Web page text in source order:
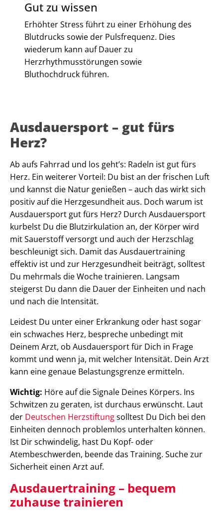
Gut zu wissen
Erhöhter Stress führt zu einer Erhöhung des
Blutdrucks sowie der Pulsfrequenz. Dies
wiederum kann auf Dauer zu
Herzrhythmusstörungen sowie
Bluthochdruck führen.
Ausdauersport – gut fürs
Herz?
Ab aufs Fahrrad und los geht’s: Radeln ist gut fürs
Herz. Ein weiterer Vorteil: Du bist an der frischen Luft
und kannst die Natur genießen – auch das wirkt sich
positiv auf die Herzgesundheit aus. Doch warum ist
Ausdauersport gut fürs Herz? Durch Ausdauersport
kurbelst Du die Blutzirkulation an, der Körper wird
mit Sauerstoff versorgt und auch der Herzschlag
beschleunigt sich. Damit das Ausdauertraining
effektiv ist und zur Herzgesundheit beiträgt, solltest
Du mehrmals die Woche trainieren. Langsam
steigerst Du dann die Dauer der Einheiten und nach
und nach die Intensität.
Leidest Du unter einer Erkrankung oder hast sogar
ein schwaches Herz, bespreche unbedingt mit
Deinem Arzt, ob Ausdauersport für Dich in Frage
kommt und wenn ja, mit welcher Intensität. Dein Arzt
kann eine genaue Belastungsgrenze ermitteln.
Wichtig: Höre auf die Signale Deines Körpers. Ins
Schwitzen zu geraten, ist durchaus erwünscht. Laut
der Deutschen Herzstiftungsolltest Du Dich bei den
Einheiten dennoch problemlos unterhalten können.
Ist Dir schwindelig, hast Du Kopf- oder
Atembeschwerden, beende das Training. Suche zur
Sicherheit einen Arzt auf.
Ausdauertraining – bequem
zuhause trainieren